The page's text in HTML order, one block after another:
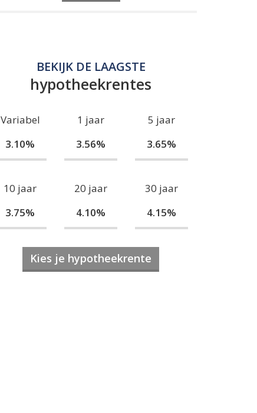
BEKIJK DE LAAGSTE
hypotheekrentes
Variabel
3.10%
1 jaar
3.56%
5 jaar
3.65%
10 jaar
3.75%
20 jaar
4.10%
30 jaar
4.15%
Kies je hypotheekrente